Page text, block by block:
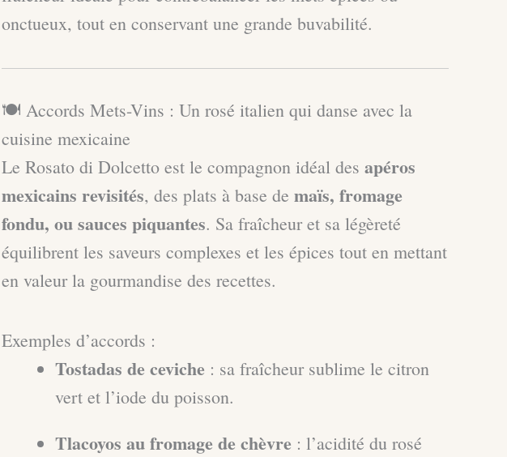
onctueux, tout en conservant une grande buvabilité.
🍽️ Accords Mets-Vins : Un rosé italien qui danse avec la
cuisine mexicaine
Le Rosato di Dolcetto est le compagnon idéal des apéros
mexicains revisités, des plats à base de maïs, fromage
fondu, ou sauces piquantes. Sa fraîcheur et sa légèreté
équilibrent les saveurs complexes et les épices tout en mettant
en valeur la gourmandise des recettes.
Exemples d’accords :
Tostadas de ceviche : sa fraîcheur sublime le citron
vert et l’iode du poisson.
Tlacoyos au fromage de chèvre : l’acidité du rosé